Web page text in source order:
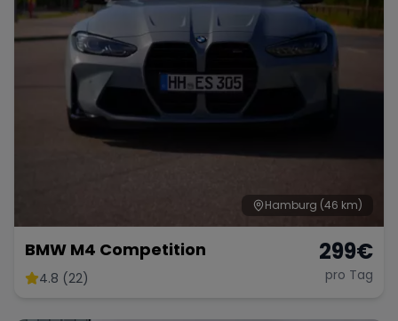
Hamburg (46 km)
BMW M4 Competition
4.8 (22)
299€
pro Tag